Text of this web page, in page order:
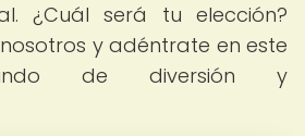
¿Cuál será tu elección?
y adéntrate en este
de diversión y